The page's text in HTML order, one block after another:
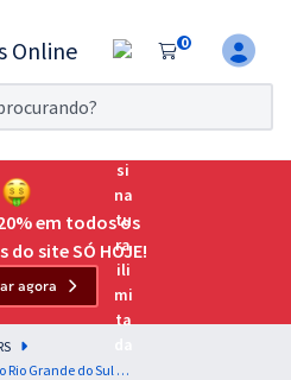
0
por 7 dias!
para o Exame da
as principais
em todos os
do site SÓ HOJE!
agora
MP RS - Ministério Público do Estado do Rio Grande do Sul - Promotor de Justiça